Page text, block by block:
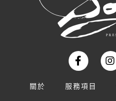
關於 服務項目